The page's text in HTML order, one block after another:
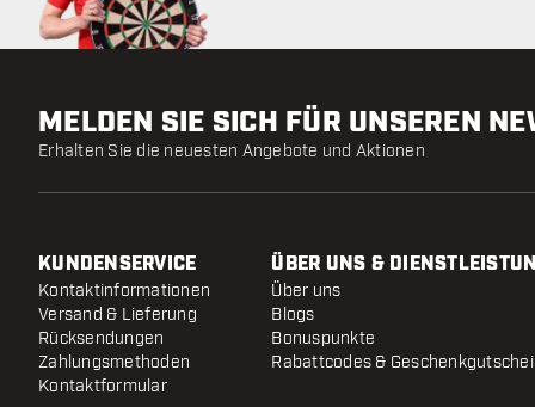
MELDEN SIE SICH FÜR UNSEREN
Erhalten Sie die neuesten Angebote und Aktionen
KUNDENSERVICE
Kontaktinformationen
Versand & Lieferung
Rücksendungen
Zahlungsmethoden
Kontaktformular
ÜBER UNS &
Über uns
Blogs
Bonuspunkte
Rabattcodes &